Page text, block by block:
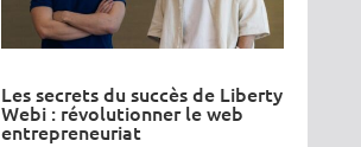
Les secrets du succès de Liberty
Webi : révolutionner le web
entrepreneuriat